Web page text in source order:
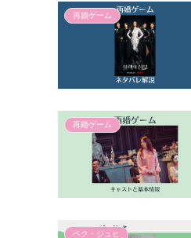
再婚ゲーム
再婚ゲーム
ペク・ジュヒ